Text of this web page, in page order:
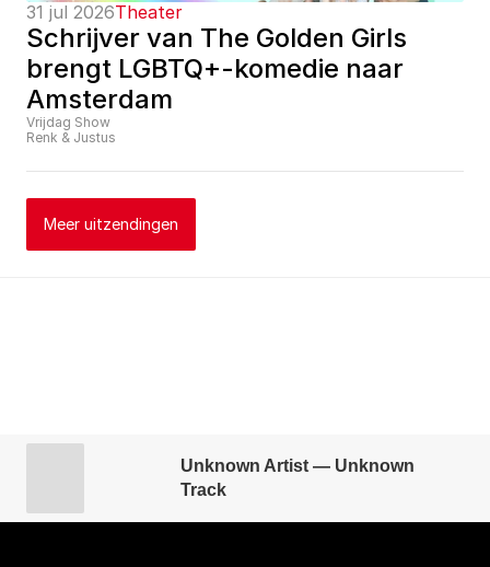
31 jul 2026Theater
Schrijver van The Golden Girls
brengt LGBTQ+-komedie naar
Amsterdam
Vrijdag Show
Renk & Justus
Meer uitzendingen
Unknown Artist — Unknown
Track